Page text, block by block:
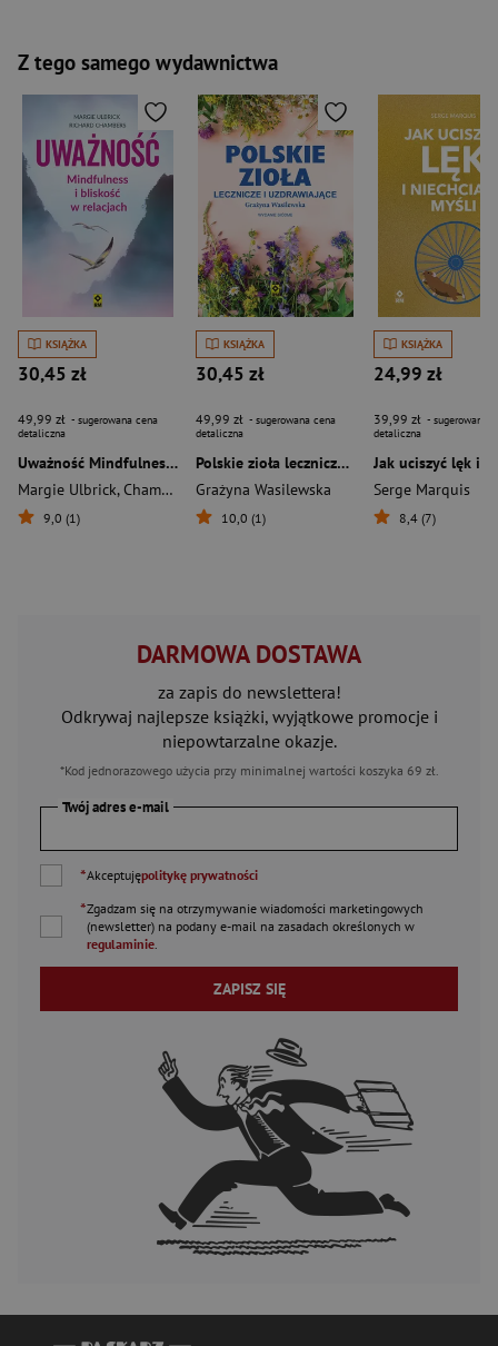
Z tego samego wydawnictwa
KSIĄŻKA
30,45 zł
49,99 zł - sugerowana cena
detaliczna
Uważność Mindfulness i bliskość w relacjach
Margie Ulbrick,Chambers Richard
9,0 (1)
KSIĄŻKA
30,45 zł
49,99 zł - sugerowana cena
detaliczna
Polskie zioła lecznicze i uzdrawiające wyd. 2026
Grażyna Wasilewska
10,0 (1)
KSIĄŻKA
24,99 zł
39,99 zł - sugerowana
detaliczna
Serge Marquis
8,4 (7)
DARMOWA DOSTAWA
za zapis do newslettera!
Odkrywaj najlepsze książki, wyjątkowe promocje i
niepowtarzalne okazje.
*Kod jednorazowego użycia przy minimalnej wartości koszyka 69 zł.
Twój adres e-mail
*Akceptujępolitykę prywatności
*Zgadzam się na otrzymywanie wiadomości marketingowych
(newsletter) na podany e-mail na zasadach określonych w
regulaminie.
ZAPISZ SIĘ